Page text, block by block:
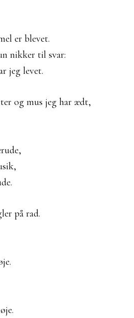
er blevet.
nikker til svar:
jeg levet.
og mus jeg har ædt,
på rad.